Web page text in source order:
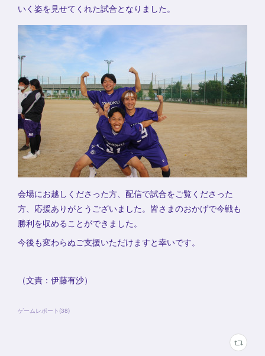
いく姿を見せてくれた試合となりました。
会場にお越しくださった方、配信で試合をご覧くださった
方、応援ありがとうございました。皆さまのおかげで今戦も
勝利を収めることができました。
今後も変わらぬご支援いただけますと幸いです。
（文責：伊藤有沙）
ゲームレポート (38)